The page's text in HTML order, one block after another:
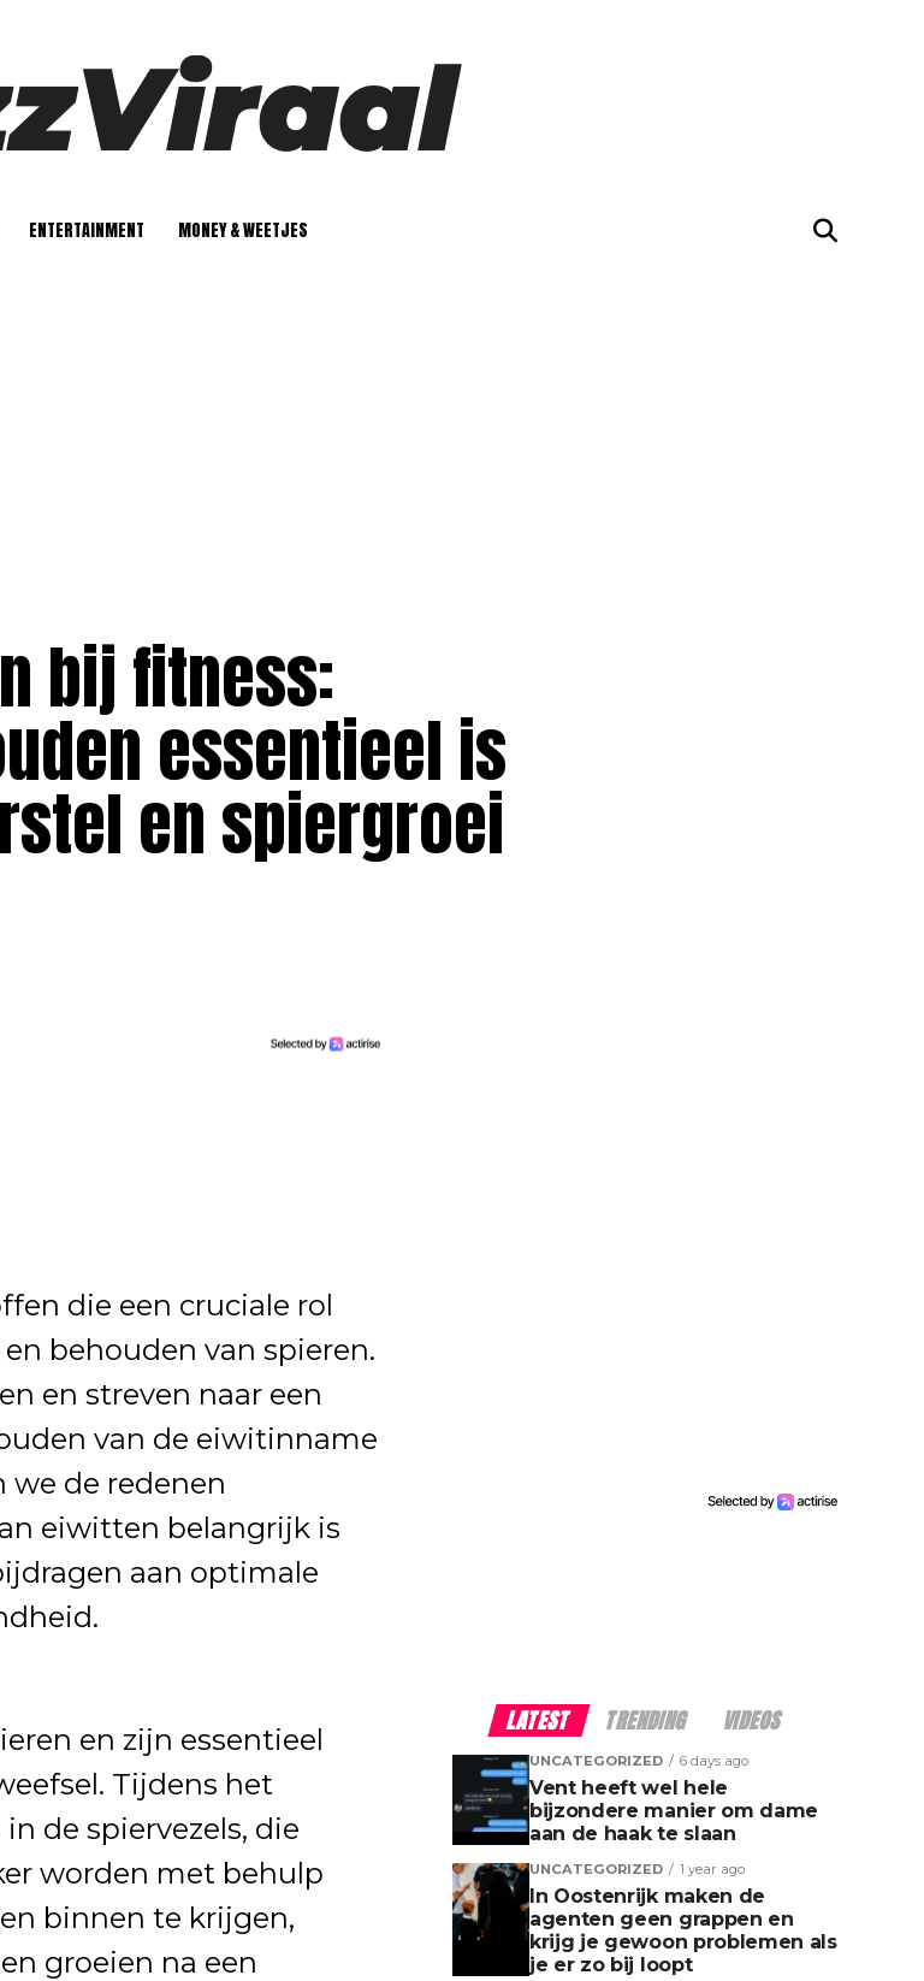
ENTERTAINMENT MONEY & WEETJES
bij fitness:
essentieel is
en spiergroei
die een cruciale rol
behouden van spieren.
en streven naar een
van de eiwitinname
we de redenen
eiwitten belangrijk is
aan optimale
en zijn essentieel
Tijdens het
de spiervezels, die
worden met behulp
binnen te krijgen,
groeien na een
LATEST TRENDING VIDEOS
UNCATEGORIZED 6 days ago
Vent heeft wel hele
bijzondere manier om dame
aan de haak te slaan
UNCATEGORIZED 1 year ago
In Oostenrijk maken de
agenten geen grappen en
krijg je gewoon problemen als
je er zo bij loopt